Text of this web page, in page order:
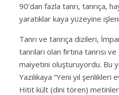
90’dan fazla tanrı, tanrıça,
yaratıklar kaya yüzeyine
Tanrı ve tanrıça dizileri,
tanrıları olan fırtına tanrısı ve
maiyetini oluşturuyordu. Bu
Yazılıkaya “Yeni yıl şenlikleri
Hitit kült (dini tören)